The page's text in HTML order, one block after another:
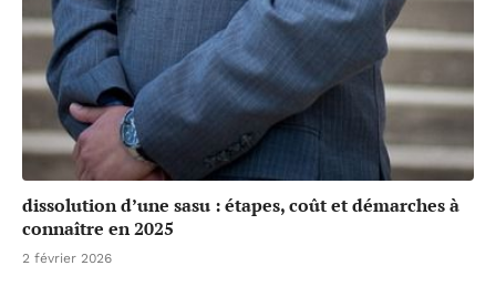
dissolution d’une sasu : étapes, coût et démarches à
connaître en 2025
2 février 2026